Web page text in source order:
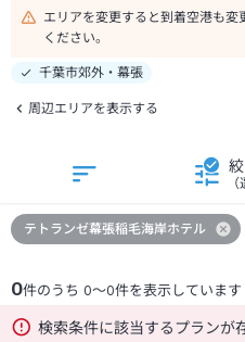
エリアを変更すると到着空港も
ください。
千葉市郊外・幕張
周辺エリアを表示する
0件のうち 0～0件を表示しています
テトランゼ幕張稲毛海岸ホテル
検索条件に該当するプランが